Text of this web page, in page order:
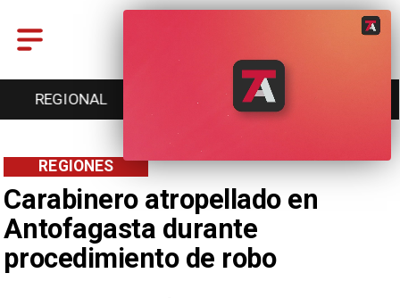
ENTRETENCIÓN DEPORTES
Carabinero atropellado en
Antofagasta durante
procedimiento de robo
REGIONES